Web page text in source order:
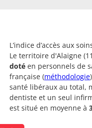
L’indice d’accès aux
Le territoire d'Alaigne
doté en personnels de
française (méthodologie
santé libéraux au total,
dentiste et un seul
est situé en moyenne à